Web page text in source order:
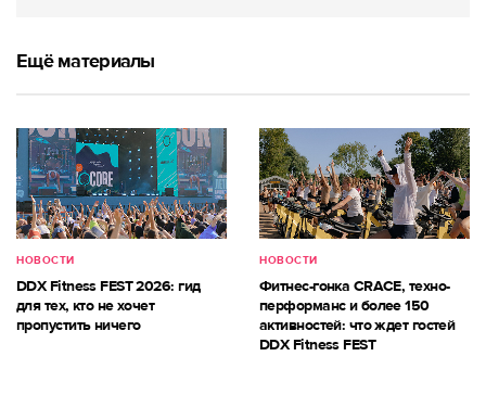
Ещё материалы
НОВОСТИ
DDX Fitness FEST 2026: гид
для тех, кто не хочет
пропустить ничего
НОВОСТИ
Фитнес-гонка CRACE, техно-
перформанс и более 150
активностей: что ждет гостей
DDX Fitness FEST